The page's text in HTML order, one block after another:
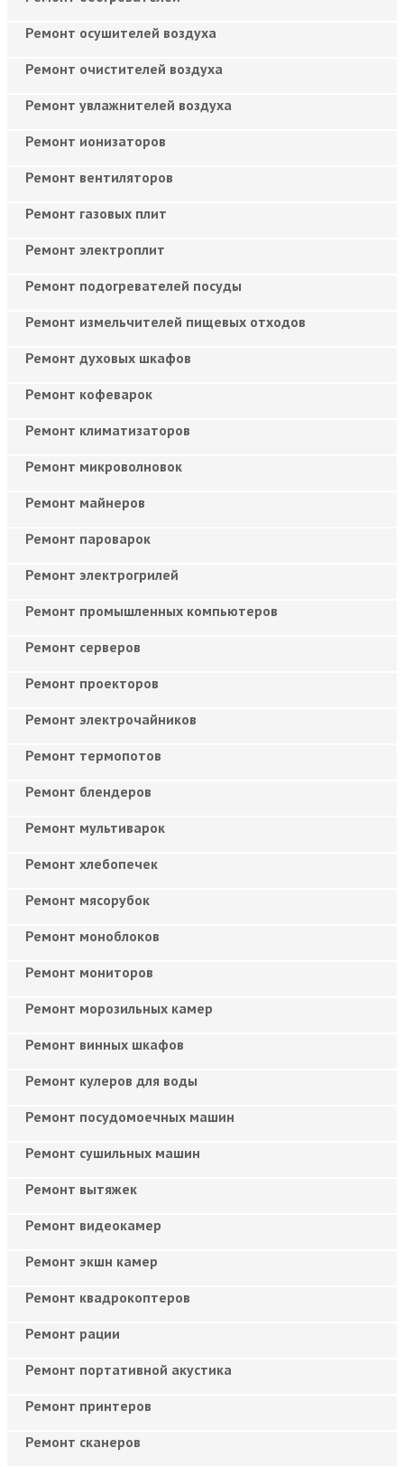
Ремонт осушителей воздуха
Ремонт очистителей воздуха
Ремонт увлажнителей воздуха
Ремонт ионизаторов
Ремонт вентиляторов
Ремонт газовых плит
Ремонт электроплит
Ремонт подогревателей посуды
Ремонт измельчителей пищевых отходов
Ремонт духовых шкафов
Ремонт кофеварок
Ремонт климатизаторов
Ремонт микроволновок
Ремонт майнеров
Ремонт пароварок
Ремонт электрогрилей
Ремонт промышленных компьютеров
Ремонт серверов
Ремонт проекторов
Ремонт электрочайников
Ремонт термопотов
Ремонт блендеров
Ремонт мультиварок
Ремонт хлебопечек
Ремонт мясорубок
Ремонт моноблоков
Ремонт мониторов
Ремонт морозильных камер
Ремонт винных шкафов
Ремонт кулеров для воды
Ремонт посудомоечных машин
Ремонт сушильных машин
Ремонт вытяжек
Ремонт видеокамер
Ремонт экшн камер
Ремонт квадрокоптеров
Ремонт рации
Ремонт портативной акустика
Ремонт принтеров
Ремонт сканеров